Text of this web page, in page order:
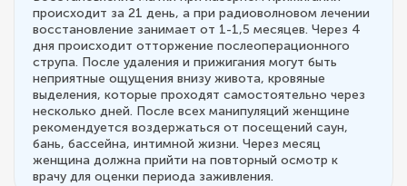
происходит за 21 день, а при радиоволновом лечении
восстановление занимает от 1-1,5 месяцев. Через 4
дня происходит отторжение послеоперационного
струпа. После удаления и прижигания могут быть
неприятные ощущения внизу живота, кровяные
выделения, которые проходят самостоятельно через
несколько дней. После всех манипуляций женщине
рекомендуется воздержаться от посещений саун,
бань, бассейна, интимной жизни. Через месяц
женщина должна прийти на повторный осмотр к
врачу для оценки периода заживления.